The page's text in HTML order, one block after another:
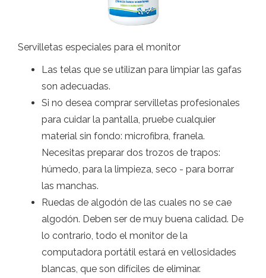
Servilletas especiales para el monitor
Las telas que se utilizan para limpiar las gafas
son adecuadas.
Si no desea comprar servilletas profesionales
para cuidar la pantalla, pruebe cualquier
material sin fondo: microfibra, franela.
Necesitas preparar dos trozos de trapos:
húmedo, para la limpieza, seco - para borrar
las manchas.
Ruedas de algodón de las cuales no se cae
algodón. Deben ser de muy buena calidad. De
lo contrario, todo el monitor de la
computadora portátil estará en vellosidades
blancas, que son difíciles de eliminar.